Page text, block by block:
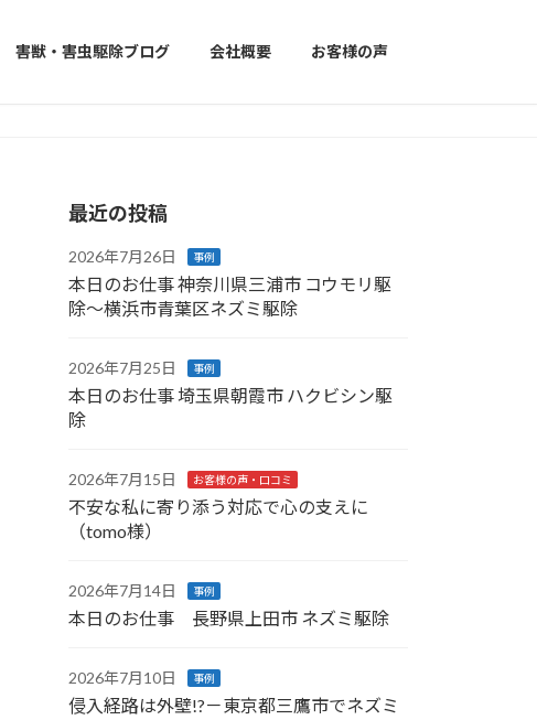
害獣・害虫駆除ブログ 会社概要 お客様の声
最近の投稿
2026年7月26日 事例
本日のお仕事 神奈川県三浦市 コウモリ駆
除〜横浜市青葉区ネズミ駆除
2026年7月25日 事例
本日のお仕事 埼玉県朝霞市 ハクビシン駆
除
2026年7月15日 お客様の声・口コミ
不安な私に寄り添う対応で心の支えに
（tomo様）
2026年7月14日 事例
本日のお仕事 長野県上田市 ネズミ駆除
2026年7月10日 事例
侵入経路は外壁!?－東京都三鷹市でネズミ